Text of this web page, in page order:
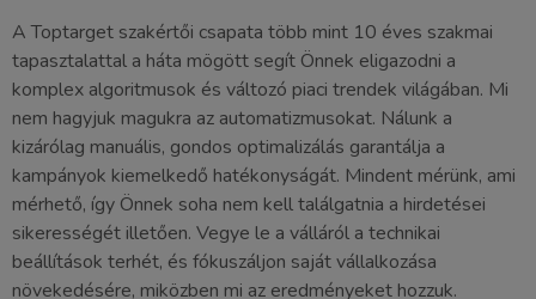
A Toptarget szakértői csapata több mint 10 éves szakmai
tapasztalattal a háta mögött segít Önnek eligazodni a
komplex algoritmusok és változó piaci trendek világában. Mi
nem hagyjuk magukra az automatizmusokat. Nálunk a
kizárólag manuális, gondos optimalizálás garantálja a
kampányok kiemelkedő hatékonyságát. Mindent mérünk, ami
mérhető, így Önnek soha nem kell találgatnia a hirdetései
sikerességét illetően. Vegye le a válláról a technikai
beállítások terhét, és fókuszáljon saját vállalkozása
növekedésére, miközben mi az eredményeket hozzuk.